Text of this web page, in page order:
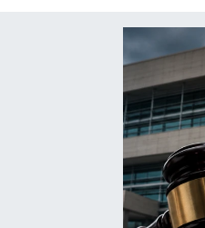
TEKNOLOJİ
YEREL YÖNETİMLER